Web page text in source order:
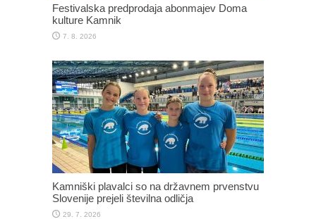
Festivalska predprodaja abonmajev Doma
kulture Kamnik
7. 8. 2026
Kamniški plavalci so na državnem prvenstvu
Slovenije prejeli številna odličja
29. 7. 2026